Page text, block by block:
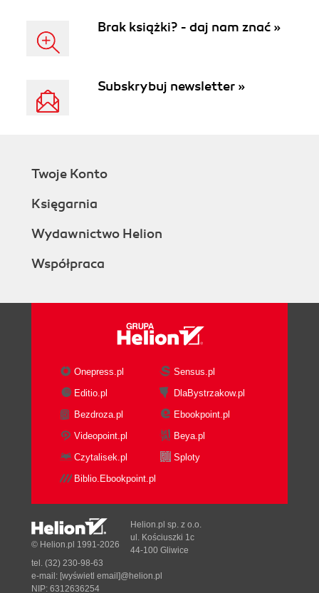
Brak książki? - daj nam znać »
Subskrybuj newsletter »
Twoje Konto
Księgarnia
Wydawnictwo Helion
Współpraca
Onepress.pl
Sensus.pl
Editio.pl
DlaBystrzakow.pl
Bezdroza.pl
Ebookpoint.pl
Videopoint.pl
Beya.pl
Czytalisek.pl
Sploty
Biblio.Ebookpoint.pl
© Helion.pl 1991-2026
Helion.pl sp. z o.o.
ul. Kościuszki 1c
44-100 Gliwice
tel. (32) 230-98-63
e-mail: [wyświetl email]@helion.pl
NIP: 6312636254